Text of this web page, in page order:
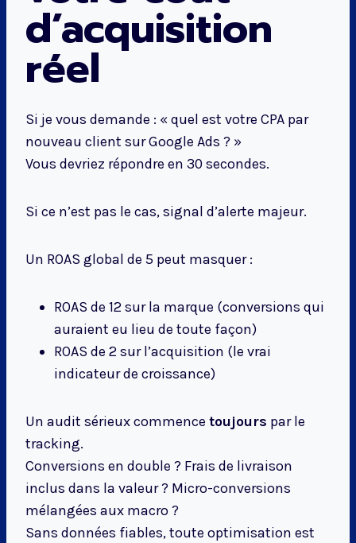
d’acquisition
réel
Si je vous demande : « quel est votre CPA par
nouveau client sur Google Ads ? »
Vous devriez répondre en 30 secondes.
Si ce n’est pas le cas, signal d’alerte majeur.
Un ROAS global de 5 peut masquer :
ROAS de 12 sur la marque (conversions qui
auraient eu lieu de toute façon)
ROAS de 2 sur l’acquisition (le vrai
indicateur de croissance)
Un audit sérieux commence toujours par le
tracking.
Conversions en double ? Frais de livraison
inclus dans la valeur ? Micro-conversions
mélangées aux macro ?
Sans données fiables, toute optimisation est